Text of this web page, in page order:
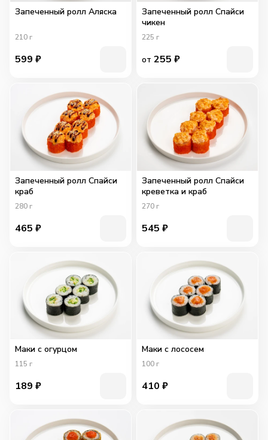
Запеченный ролл Аляска
210 г
599 ₽
Запеченный ролл Спайси
чикен
225 г
от 255 ₽
Запеченный ролл Спайси
краб
280 г
465 ₽
Запеченный ролл Спайси
креветка и краб
270 г
545 ₽
Маки с огурцом
115 г
189 ₽
Маки с лососем
100 г
410 ₽